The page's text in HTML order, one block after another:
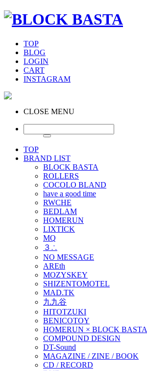
TOP
BLOG
LOGIN
CART
INSTAGRAM
CLOSE MENU
TOP
BRAND LIST
BLOCK BASTA
ROLLERS
COCOLO BLAND
have a good time
RWCHE
BEDLAM
HOMERUN
LIXTICK
MQ
３∴
NO MESSAGE
AREth
MOZYSKEY
SHIZENTOMOTEL
MAD.TK
九九谷
HITOTZUKI
BENICOTOY
HOMERUN × BLOCK BASTA
COMPOUND DESIGN
DT-Sound
MAGAZINE / ZINE / BOOK
CD / RECORD